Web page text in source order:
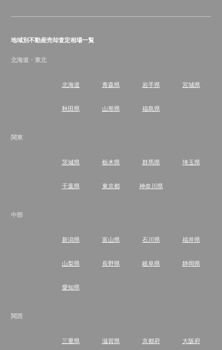
地域別不動産売却査定相場一覧
北海道・東北
北海道 青森県 岩手県 宮城県
秋田県 山形県 福島県
関東
茨城県 栃木県 群馬県 埼玉県
千葉県 東京都 神奈川県
中部
新潟県 富山県 石川県 福井県
山梨県 長野県 岐阜県 静岡県
愛知県
関西
三重県 滋賀県 京都府 大阪府